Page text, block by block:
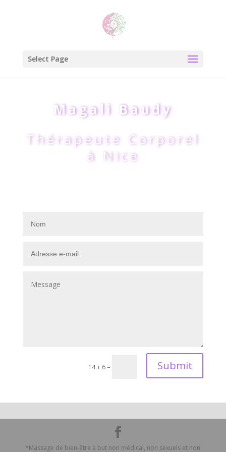
Select Page
Magali Baudy
Thérapeute Corporel
à Nice
14 + 6= Submit
*Massage de bien-être à but non médical, non sexuels et non